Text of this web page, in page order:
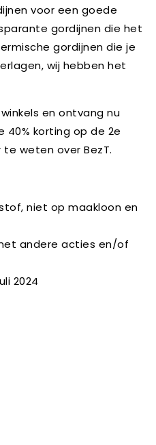
voor een goede
gordijnen die het
gordijnen die je
wij hebben het
en ontvang nu
40% korting op de 2e
weten over BezT.
niet op maakloon en
andere acties en/of
2024